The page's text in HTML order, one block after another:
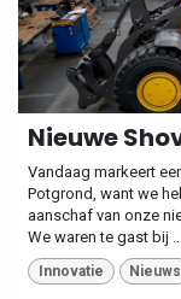
Nieuwe
Vandaag markeert
Potgrond, want we
aanschaf van onze
We waren te gast bij ...
Innovatie Nieuws